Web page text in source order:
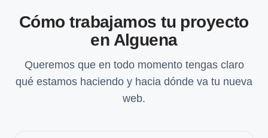
Cómo trabajamos tu proyecto
en Alguena
Queremos que en todo momento tengas claro
qué estamos haciendo y hacia dónde va tu nueva
web.